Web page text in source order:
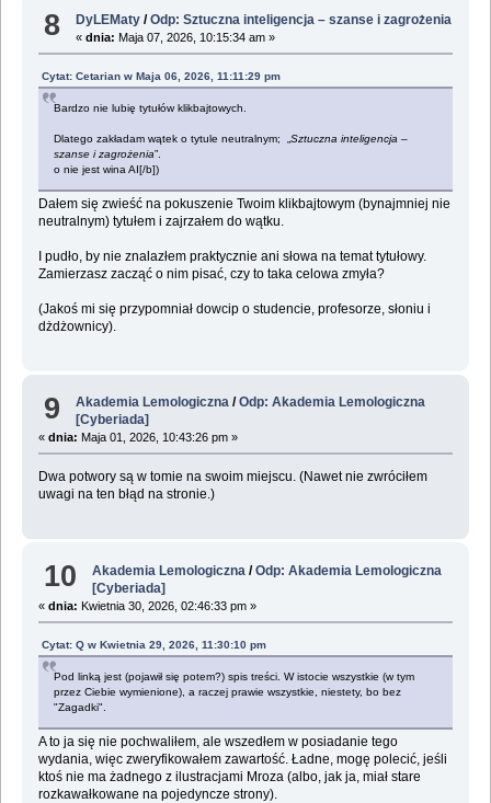
8 DyLEMaty /Odp: Sztuczna inteligencja – szanse i zagrożenia
«dnia: Maja 07, 2026, 10:15:34 am »
Cytat: Cetarian w Maja 06, 2026, 11:11:29 pm
Bardzo nie lubię tytułów klikbajtowych.
Dlatego zakładam wątek o tytule neutralnym; „ Sztuczna inteligencja –
szanse i zagrożenia”.
o nie jest wina AI[/b])
Dałem się zwieść na pokuszenie Twoim klikbajtowym (bynajmniej nie
neutralnym) tytułem i zajrzałem do wątku.
I pudło, by nie znalazłem praktycznie ani słowa na temat tytułowy.
Zamierzasz zacząć o nim pisać, czy to taka celowa zmyła?
(Jakoś mi się przypomniał dowcip o studencie, profesorze, słoniu i
dżdżownicy).
9 Akademia Lemologiczna /Odp: Akademia Lemologiczna
[Cyberiada]
« dnia: Maja 01, 2026, 10:43:26 pm »
Dwa potwory są w tomie na swoim miejscu. (Nawet nie zwróciłem
uwagi na ten błąd na stronie.)
10 Akademia Lemologiczna /Odp: Akademia Lemologiczna
[Cyberiada]
« dnia: Kwietnia 30, 2026, 02:46:33 pm »
Cytat: Q w Kwietnia 29, 2026, 11:30:10 pm
Pod linką jest (pojawił się potem?) spis treści. W istocie wszystkie (w tym
przez Ciebie wymienione), a raczej prawie wszystkie, niestety, bo bez
"Zagadki".
A to ja się nie pochwaliłem, ale wszedłem w posiadanie tego
wydania, więc zweryfikowałem zawartość. Ładne, mogę polecić, jeśli
ktoś nie ma żadnego z ilustracjami Mroza (albo, jak ja, miał stare
rozkawałkowane na pojedyncze strony).